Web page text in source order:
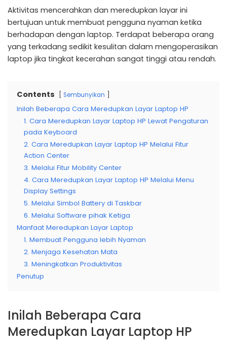
Aktivitas mencerahkan dan meredupkan layar ini
bertujuan untuk membuat pengguna nyaman ketika
berhadapan dengan laptop. Terdapat beberapa orang
yang terkadang sedikit kesulitan dalam mengoperasikan
laptop jika tingkat kecerahan sangat tinggi atau rendah.
Contents Sembunyikan
Inilah Beberapa Cara Meredupkan Layar Laptop HP
1. Cara Meredupkan Layar Laptop HP Lewat Pengaturan
pada Keyboard
2. Cara Meredupkan Layar Laptop HP Melalui Fitur
Action Center
3. Melalui Fitur Mobility Center
4. Cara Meredupkan Layar Laptop HP Melalui Menu
Display Settings
5. Melalui Simbol Battery di Taskbar
6. Melalui Software pihak Ketiga
Manfaat Meredupkan Layar Laptop
1. Membuat Pengguna lebih Nyaman
2. Menjaga Kesehatan Mata
3. Meningkatkan Produktivitas
Penutup
Inilah Beberapa Cara
Meredupkan Layar Laptop HP